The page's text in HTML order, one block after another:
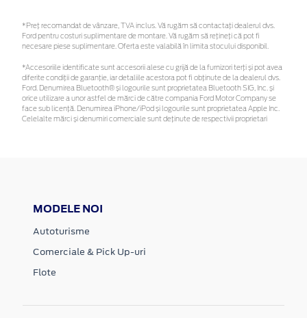
*Preţ recomandat de vânzare, TVA inclus. Vă rugăm să contactaţi dealerul dvs.
Ford pentru costuri suplimentare de montare. Vă rugăm să rețineți că pot fi
necesare piese suplimentare. Oferta este valabilă în limita stocului disponibil.
*Accesoriile identificate sunt accesorii alese cu grijă de la furnizori terți și pot avea
diferite condiții de garanție, iar detaliile acestora pot fi obținute de la dealerul dvs.
Ford. Denumirea Bluetooth® și logourile sunt proprietatea Bluetooth SIG, Inc. și
orice utilizare a unor astfel de mărci de către compania Ford Motor Company se
face sub licență. Denumirea iPhone/iPod și logourile sunt proprietatea Apple Inc.
Celelalte mărci și denumiri comerciale sunt deținute de respectivii proprietari
MODELE NOI
Autoturisme
Comerciale & Pick Up-uri
Flote